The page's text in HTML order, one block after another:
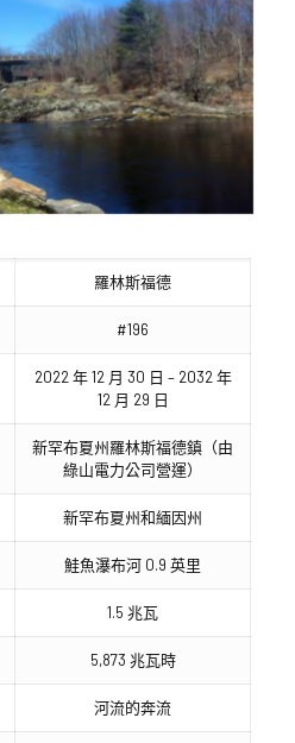
羅林斯福德
#196
2022 年 12 月 30 日 – 2032 年
12 月 29 日
新罕布夏州羅林斯福德鎮（由
綠山電力公司營運）
新罕布夏州和緬因州
鮭魚瀑布河 0.9 英里
1.5 兆瓦
5,873 兆瓦時
河流的奔流